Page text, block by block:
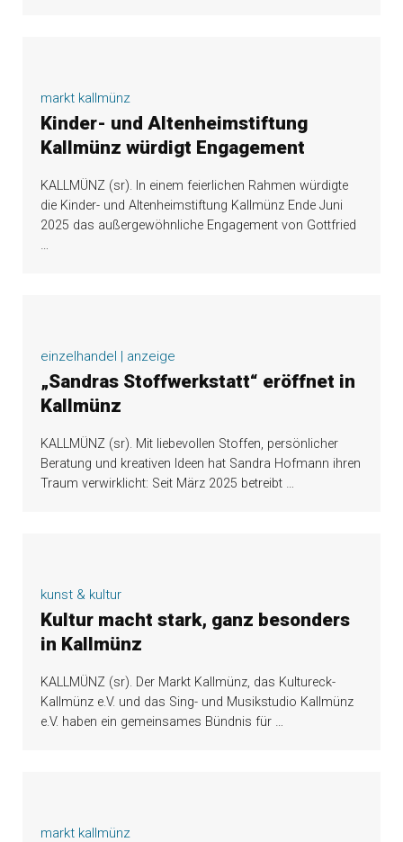
markt kallmünz
Kinder- und Altenheimstiftung
Kallmünz würdigt Engagement
KALLMÜNZ (sr). In einem feierlichen Rahmen würdigte
die Kinder- und Altenheimstiftung Kallmünz Ende Juni
2025 das außergewöhnliche Engagement von Gottfried
…
einzelhandel | anzeige
„Sandras Stoffwerkstatt“ eröffnet in
Kallmünz
KALLMÜNZ (sr). Mit liebevollen Stoffen, persönlicher
Beratung und kreativen Ideen hat Sandra Hofmann ihren
Traum verwirklicht: Seit März 2025 betreibt …
kunst & kultur
Kultur macht stark, ganz besonders
in Kallmünz
KALLMÜNZ (sr). Der Markt Kallmünz, das Kultureck-
Kallmünz e.V. und das Sing- und Musikstudio Kallmünz
e.V. haben ein gemeinsames Bündnis für …
markt kallmünz